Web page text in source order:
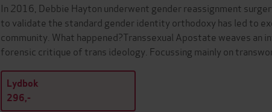
In 2016, Debbie Hayton underwent gender reassignment
to validate the standard gender identity orthodoxy has led to
community. What happened?Transsexual Apostate weaves an
forensic critique of trans ideology. Focussing mainly on
Lydbok
296,-